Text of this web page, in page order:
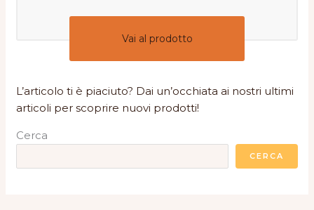
Vai al prodotto
L’articolo ti è piaciuto? Dai un’occhiata ai nostri ultimi
articoli per scoprire nuovi prodotti!
Cerca
CERCA